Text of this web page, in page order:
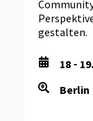
gestalten.
18 -
Berlin